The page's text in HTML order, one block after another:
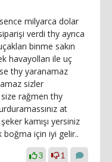
milyarca dolar
verdi thy ayrıca
binme sakın
havayolları ile uç
thy yaranamaz
sizler
size rağmen thy
at
kamışı yersiniz
için iyi gelir..
3 1